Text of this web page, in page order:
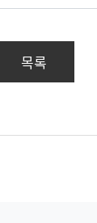
목록